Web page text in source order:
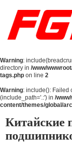
Главная
О Нас
Продукция
Новости
Warning:
directory in /www/
tags.php on line 2
Warning: include(): Failed
(include_path='.:') in /
content/themes/global/
Китайские